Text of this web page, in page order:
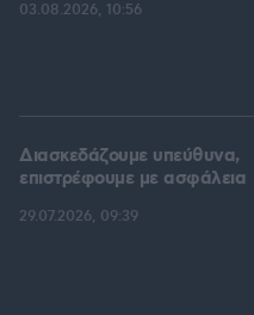
03.08.2026, 10:56
Διασκεδάζουμε υπεύθυνα,
επιστρέφουμε με ασφάλεια
29.07.2026, 09:39